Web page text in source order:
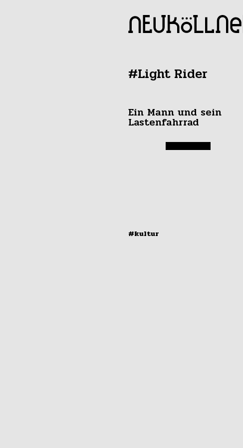
#Light Rider
Ein Mann und sein
Lastenfahrrad
#kultur